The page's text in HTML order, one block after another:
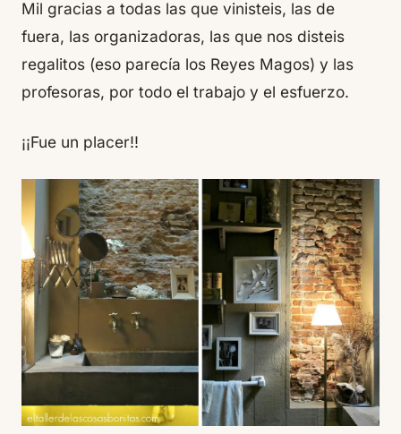
Mil gracias a todas las que vinisteis, las de
fuera, las organizadoras, las que nos disteis
regalitos (eso parecía los Reyes Magos) y las
profesoras, por todo el trabajo y el esfuerzo.
¡¡Fue un placer!!